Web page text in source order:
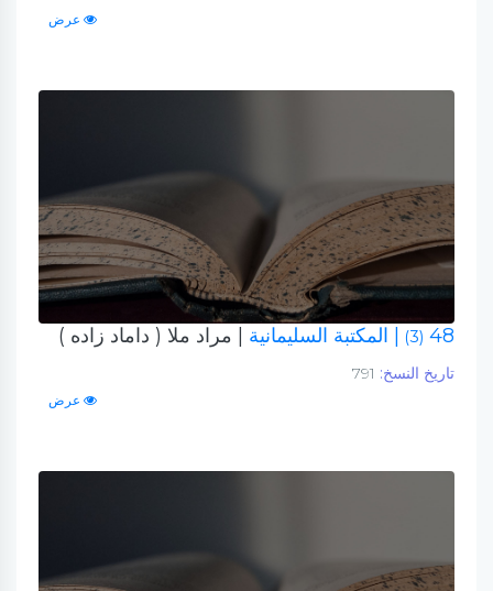
عرض
48
(3) | المكتبة السليمانية | مراد ملا ( داماد زاده )
تاريخ النسخ:
عرض